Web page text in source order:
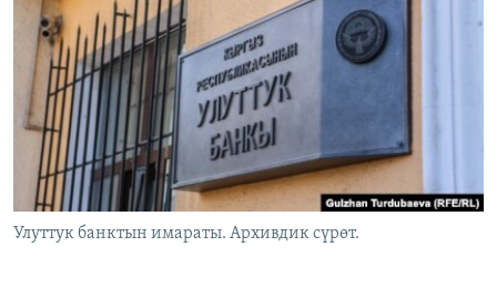
ДАНИСТЕ
ЭЖЕ-СИҢДИЛЕР
АЗАТТЫК+
ЫҢГАЙСЫЗ СУРООЛОР
ОНЛАЙН ШЕРИНЕ
ЭЕ/АРнун бардык сайттары
Улуттук банктын имараты. Архивдик сүрөт.